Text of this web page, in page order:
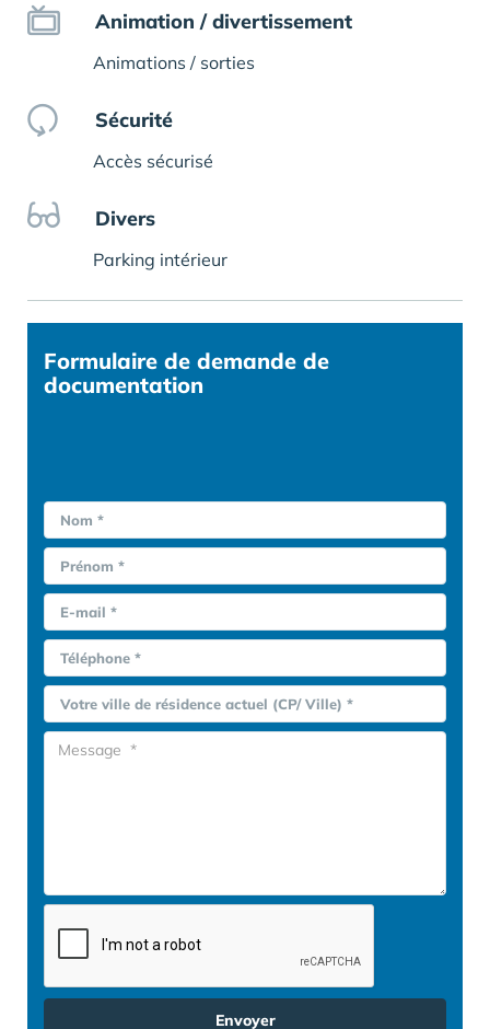
Animation / divertissement
Animations / sorties
Sécurité
Accès sécurisé
Divers
Parking intérieur
Formulaire de demande de
documentation
Nom *
Prénom *
E-mail *
Téléphone *
Votre ville de résidence actuel (CP/ Ville) *
Envoyer